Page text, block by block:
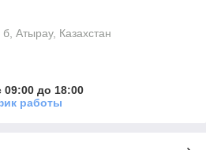
Атырау, Казахстан
09:00 до 18:00
работы